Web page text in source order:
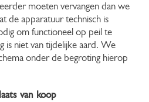
moeten vervangen dan we
de apparatuur technisch is
om functioneel op peil te
is niet van tijdelijke aard. We
onder de begroting hierop
van koop